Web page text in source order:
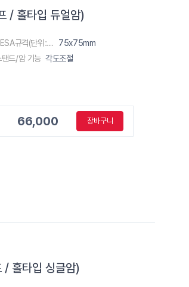
/ 홀타입 듀얼암)
VESA규격(단위:m) 75x75mm
탠드/암 기능 각도조절
66,000 장바구니
홀타입 싱글암)